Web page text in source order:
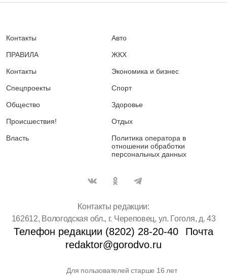
Контакты
ПРАВИЛА
Контакты
Спецпроекты
Общество
Происшествия!
Власть
Авто
ЖКХ
Экономика и бизнес
Спорт
Здоровье
Отдых
Политика оператора в
отношении обработки
персональных данных
Контакты редакции:
162612, Вологодская обл., г. Череповец, ул. Гоголя, д. 43
Телефон редакции (8202) 28-20-40
Почта
redaktor@gorodvo.ru
Для пользователей старше 16 лет